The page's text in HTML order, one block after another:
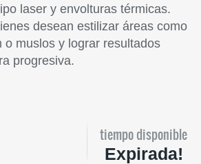
laser y envolturas térmicas.
desean estilizar áreas como
o muslos y lograr resultados
progresiva.
tiempo disponible
Expirada!